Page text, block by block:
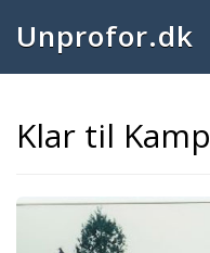
Unprofor.dk
Klar til Kamp